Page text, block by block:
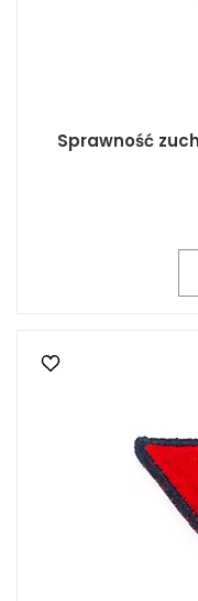
Sprawność